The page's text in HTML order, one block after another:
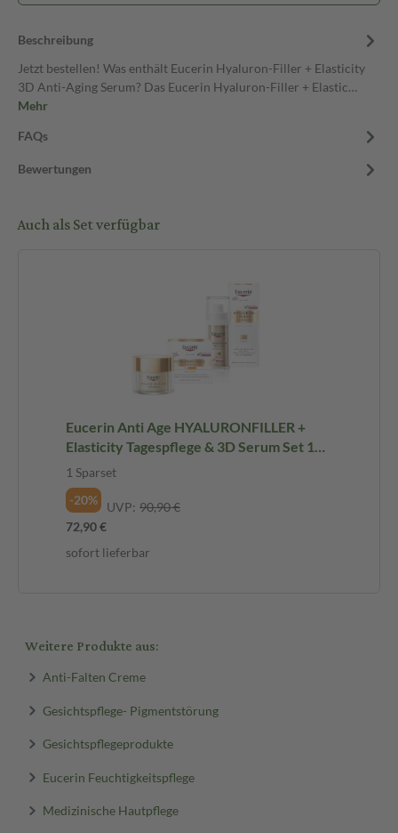
Beschreibung
Jetzt bestellen! Was enthält Eucerin Hyaluron-Filler + Elasticity
3D Anti-Aging Serum? Das Eucerin Hyaluron-Filler + Elastic…
Mehr
FAQs
Bewertungen
Auch als Set verfügbar
Eucerin Anti Age HYALURONFILLER +
Elasticity Tagespflege & 3D Serum Set 1
Sparset
1 Sparset
-20%
UVP: 90,90 €
72,90 €
sofort lieferbar
Weitere Produkte aus:
Anti-Falten Creme
Gesichtspflege- Pigmentstörung
Gesichtspflegeprodukte
Eucerin Feuchtigkeitspflege
Medizinische Hautpflege